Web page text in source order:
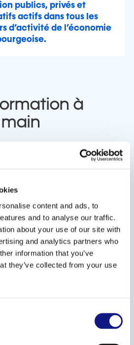
content and ads, to
and to analyse our traffic.
about your use of our site with
and analytics partners who
information that you’ve
they’ve collected from your use
publics, privés et
actifs dans tous les
d’activité de l’économie
à
référence pour l'achat de
323 organismes de formation
actifs dans tous les
l’économie luxembourgeoise.
chefs d'entreprise,
professionnels chargés de
des personnes à la
actualisée régulièrement, est
portail de la formation tout au